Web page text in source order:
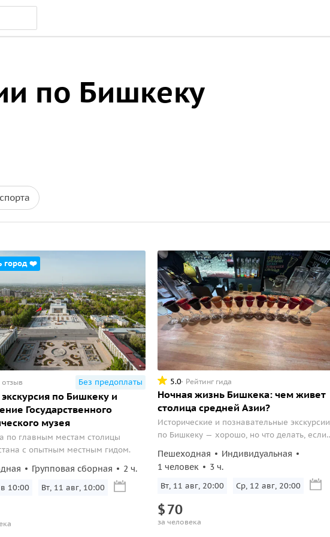
по Бишкеку
город ❤️
отзыв Без предоплаты
по Бишкеку и
Государственного
музея
по главным местам столицы
с опытным местным гидом.
Групповая сборная 2 ч.
10:00 Вт, 11 авг, 10:00
5.0 Рейтинг гида
Ночная жизнь Бишкека: чем живет
столица средней Азии?
Исторические и познавательные экскурсии
по Бишкеку — хорошо, но что делать, если
окунуться есть куда! Бары Бишкека открыты
именно для вас.
Пешеходная
Индивидуальная
1 человек
3 ч.
Вт, 11 авг, 20:00 Ср, 12 авг, 20:00
$70
за человека